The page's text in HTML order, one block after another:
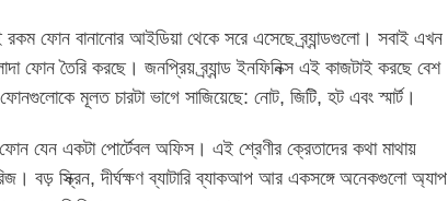
ফোন বানানোর আইডিয়া থেকে সরে এসেছে ব্র্যান্ডগুলো। সবাই এখন
ফোন তৈরি করছে। জনপ্রিয় ব্র্যান্ড ইনফিনিক্স এই কাজটাই করছে বেশ
ফোনগুলোকে মূলত চারটা ভাগে সাজিয়েছে: নোট, জিটি, হট এবং স্মার্ট।
ফোন যেন একটা পোর্টেবল অফিস। এই শ্রেণীর ক্রেতাদের কথা মাথায়
বড় স্ক্রিন, দীর্ঘক্ষণ ব্যাটারি ব্যাকআপ আর একসঙ্গে অনেকগুলো অ্যাপ